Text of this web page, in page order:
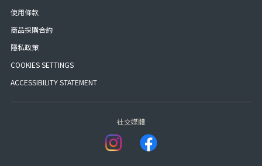
使用條款
商品採購合約
隱私政策
COOKIES SETTINGS
ACCESSIBILITY STATEMENT
社交媒體